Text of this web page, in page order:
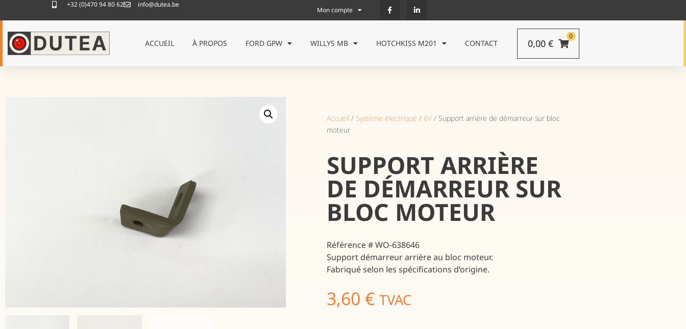
+32 (0)470 94 80 62 info@dutea.be
Mon compte
ACCUEIL À PROPOS FORD GPW WILLYS MB HOTCHKISS M201 CONTACT
0
0,00 €
Accueil / Système électrique / 6V / Support arrière de démarreur sur bloc
moteur
SUPPORT ARRIÈRE
DE DÉMARREUR SUR
BLOC MOTEUR
Référence # WO-638646
Support démarreur arrière au bloc moteur.
Fabriqué selon les spécifications d’origine.
3,60 € TVAC